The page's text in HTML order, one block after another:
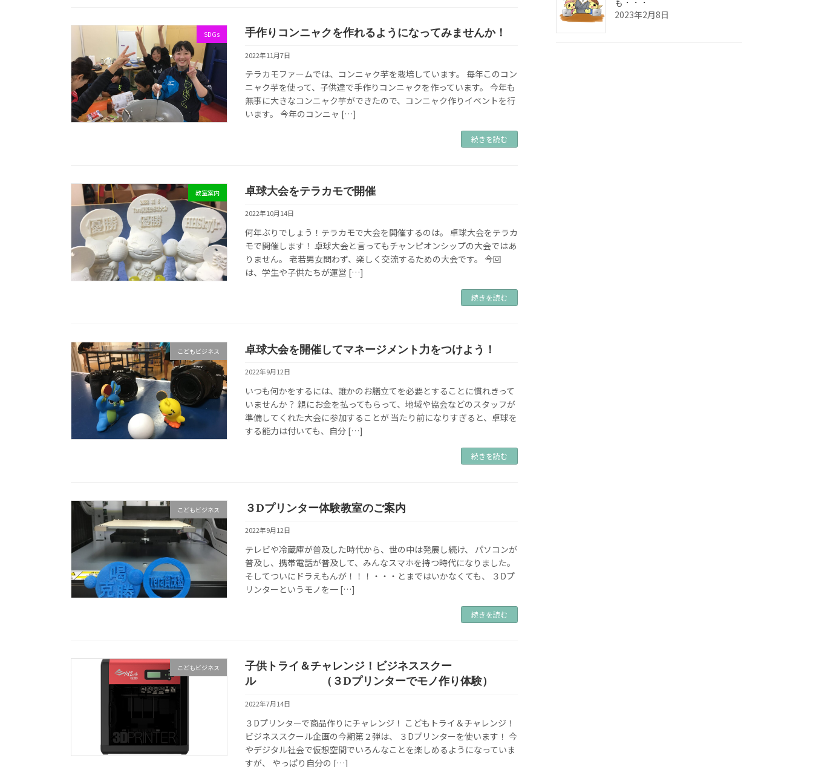
SDGs 手作りコンニャクを作れるようになってみませんか！
2022年11月7日
テラカモファームでは、コンニャク芋を栽培しています。 毎年このコン
ニャク芋を使って、子供達で手作りコンニャクを作っています。 今年も
無事に大きなコンニャク芋ができたので、コンニャク作りイベントを行
います。 今年のコンニャ […]
続きを読む
教室案内 卓球大会をテラカモで開催
2022年10月14日
何年ぶりでしょう！テラカモで大会を開催するのは。 卓球大会をテラカ
モで開催します！ 卓球大会と言ってもチャンピオンシップの大会ではあ
りません。 老若男女問わず、楽しく交流するための大会です。 今回
は、学生や子供たちが運営 […]
続きを読む
こどもビジネス 卓球大会を開催してマネージメント力をつけよう！
2022年9月12日
いつも何かをするには、誰かのお膳立てを必要とすることに慣れきって
いませんか？ 親にお金を払ってもらって、地域や協会などのスタッフが
準備してくれた大会に参加することが 当たり前になりすぎると、卓球を
する能力は付いても、自分 […]
続きを読む
こどもビジネス ３Dプリンター体験教室のご案内
2022年9月12日
テレビや冷蔵庫が普及した時代から、世の中は発展し続け、 パソコンが
普及し、携帯電話が普及して、みんなスマホを持つ時代になりました。
そしてついにドラえもんが！！！・・・とまではいかなくても、 ３Dプ
リンターというモノを一 […]
続きを読む
こどもビジネス
子供トライ＆チャレンジ！ビジネススクー
ル （３Dプリンターでモノ作り体験）
2022年7月14日
３Dプリンターで商品作りにチャレンジ！ こどもトライ＆チャレンジ！
ビジネススクール企画の今期第２弾は、 ３Dプリンターを使います！ 今
やデジタル社会で仮想空間でいろんなことを楽しめるようになっていま
すが、 やっぱり自分の […]
2023年2月8日